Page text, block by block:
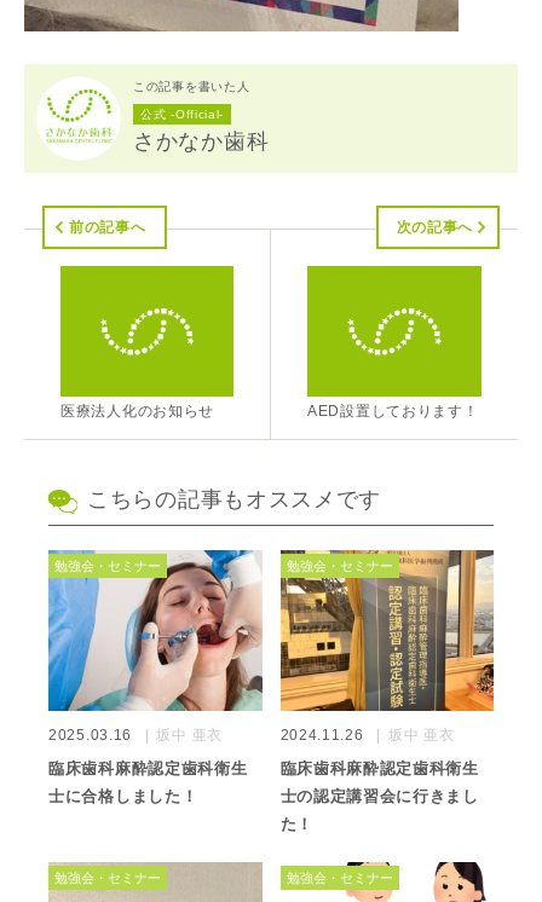
この記事を書いた人
公式 -Official-
さかなか歯科
前の記事へ
医療法人化のお知らせ
次の記事へ
AED設置しております！
こちらの記事もオススメです
勉強会・セミナー
2025.03.16 坂中 亜衣
臨床歯科麻酔認定歯科衛生
士に合格しました！
勉強会・セミナー
2024.11.26 坂中 亜衣
臨床歯科麻酔認定歯科衛生
士の認定講習会に行きまし
た！
勉強会・セミナー 勉強会・セミナー